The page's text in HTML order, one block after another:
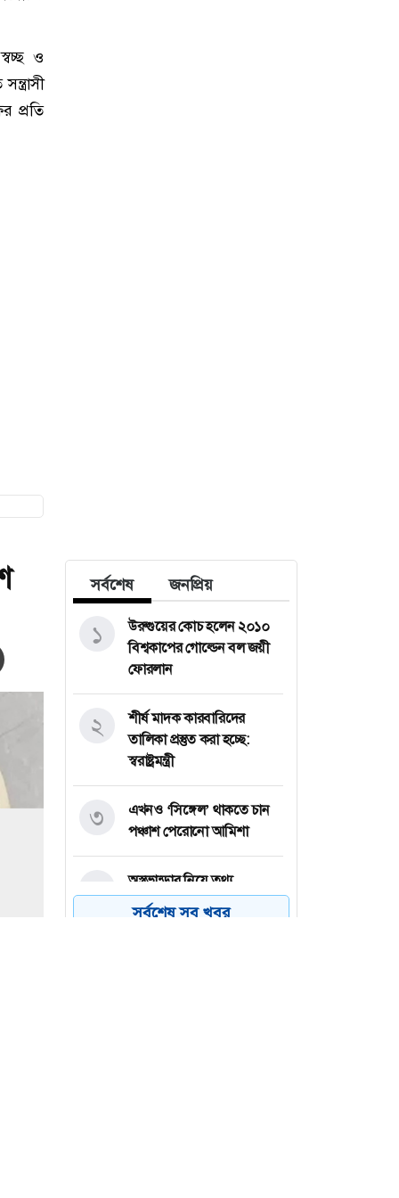
ও
প্রতি
সর্বশেষ জনপ্রিয়
উরুগুয়ের কোচ হলেন ২০১০
বিশ্বকাপের গোল্ডেন বল জয়ী
ফোরলান
১
শীর্ষ মাদক কারবারিদের
তালিকা প্রস্তুত করা হচ্ছে:
স্বরাষ্ট্রমন্ত্রী
২
এখনও ‘সিঙ্গেল’ থাকতে চান
পঞ্চাশ পেরোনো আমিশা
৩
অস্ত্রভান্ডার নিয়ে তথ্য
ফাঁসকারীদের কারাদণ্ডের
হুঁশিয়ারি ট্রাম্পের
৪
সর্বশেষ সব খবর